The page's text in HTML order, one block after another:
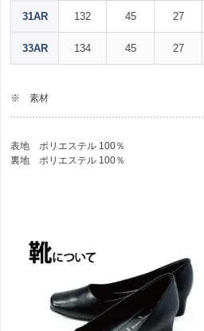
31AR 132 45 27
33AR 134 45 27
※ 素材
表地 ポリエステル 100％
裏地 ポリエステル 100％